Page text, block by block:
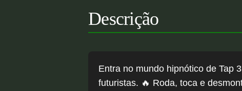
Descrição
Entra no mundo hipnótico de Tap
futuristas. 🔥 Roda, toca e